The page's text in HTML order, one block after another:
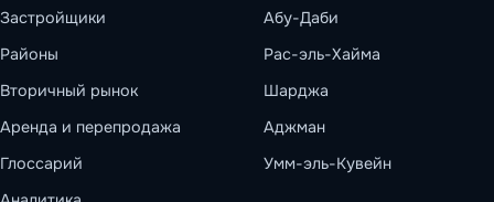
Застройщики
Районы
Вторичный рынок
Аренда и перепродажа
Глоссарий
Абу-Даби
Рас-эль-Хайма
Шарджа
Аджман
Умм-эль-Кувейн